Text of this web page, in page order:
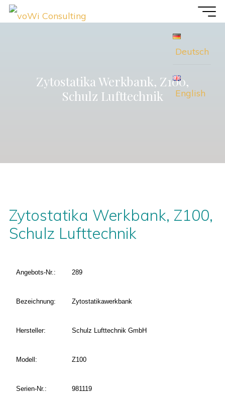
Zum
Inhalt
Deutsch
English
Zytostatika Werkbank, Z100,
Schulz Lufttechnik
Zytostatika Werkbank, Z100,
Schulz Lufttechnik
Angebots-Nr.: 289
Bezeichnung: Zytostatikawerkbank
Hersteller: Schulz Lufttechnik GmbH
Modell: Z100
Serien-Nr.: 981119